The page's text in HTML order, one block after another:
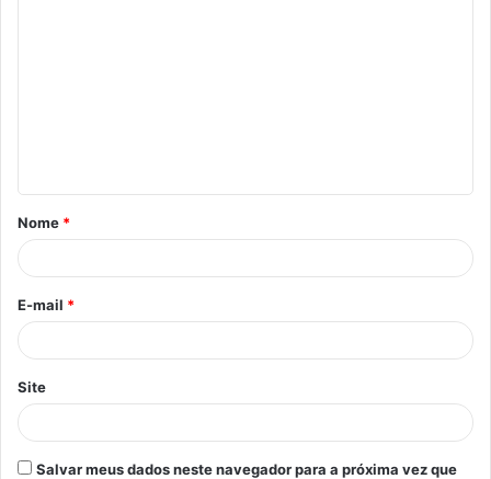
á
r
*
Nome *
E-mail *
Site
Salvar meus dados neste navegador para a próxima vez que